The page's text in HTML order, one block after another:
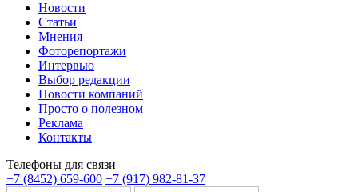
Новости
Статьи
Мнения
Фоторепортажи
Интервью
Выбор редакции
Новости компаний
Просто о полезном
Реклама
Контакты
Телефоны для связи
+7 (8452) 659-600 +7 (917) 982-81-37